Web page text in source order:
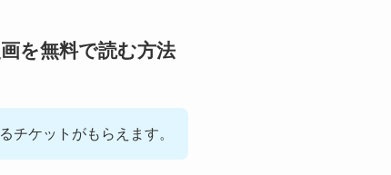
を無料で読む方法
チケットがもらえます。